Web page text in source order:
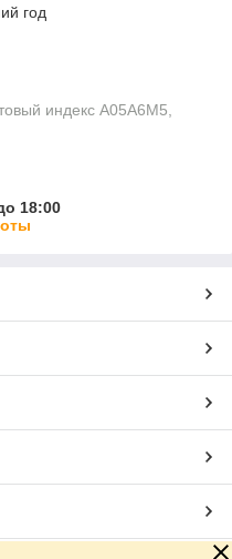
год
индекс A05A6M5,
18:00